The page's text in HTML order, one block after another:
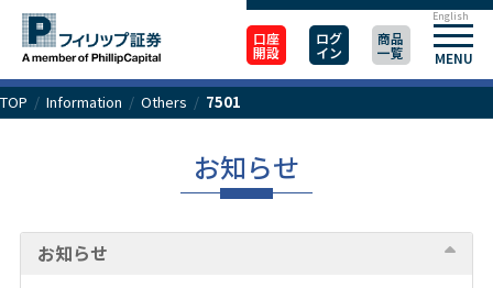
口座
開設
ログ
イン
商品
一覧 MENU
English
TOP / Information / Others / 7501
お知らせ
お知らせ